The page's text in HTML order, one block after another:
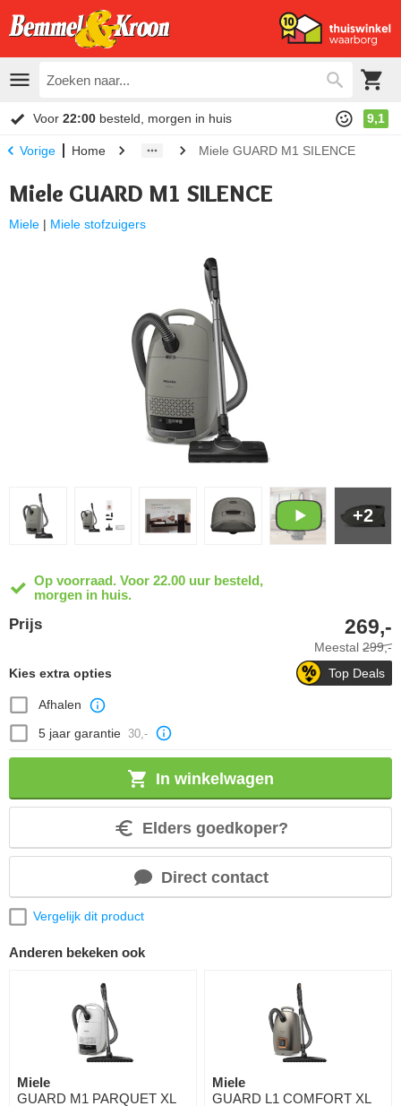
Voor 22:00 besteld, morgen in huis 9,1
Vorige Home Miele GUARD M1 SILENCE
Miele GUARD M1 SILENCE
Miele | Miele stofzuigers
+2
Op voorraad. Voor 22.00 uur besteld,
morgen in huis.
Prijs
Meestal 299,-
269,-
Top Deals
Kies extra opties
Afhalen
5 jaar garantie
30,-
In winkelwagen
Elders goedkoper?
Direct contact
Vergelijk dit product
Anderen bekeken ook
Miele
GUARD M1 PARQUET XL
Miele
GUARD L1 COMFORT XL